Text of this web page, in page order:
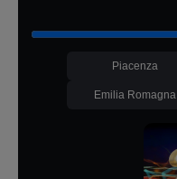
Piacenza
Emilia Romagna